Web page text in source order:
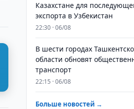
Казахстане для
экспорта в Узбекистан
22:30 · 06/08
В шести городах
области обновят
транспорт
22:15 · 06/08
Больше новостей →